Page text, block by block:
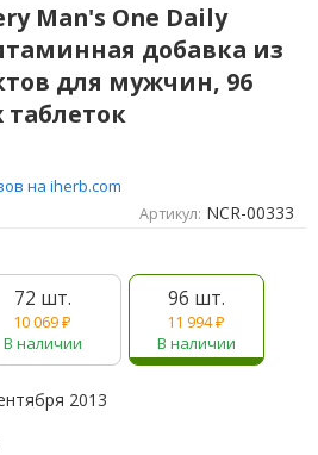
Man's One Daily
добавка из
для мужчин, 96
таблеток
на iherb.com
Артикул: NCR-00333
72 шт.
10 069₽
В наличии
96 шт.
11 994₽
В наличии
2013